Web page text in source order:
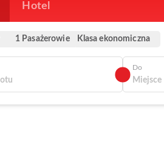
Hotel
1 Pasażerowie Klasa ekonomiczna
Do